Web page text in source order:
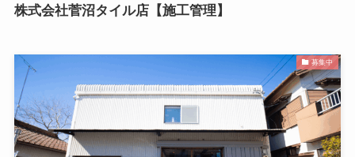
株式会社菅沼タイル店【施工管理】
募集中